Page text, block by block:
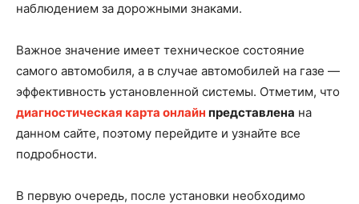
наблюдением за дорожными знаками.
Важное значение имеет техническое состояние
самого автомобиля, а в случае автомобилей на газе —
эффективность установленной системы. Отметим, что
диагностическая карта онлайн представлена на
данном сайте, поэтому перейдите и узнайте все
подробности.
В первую очередь, после установки необходимо